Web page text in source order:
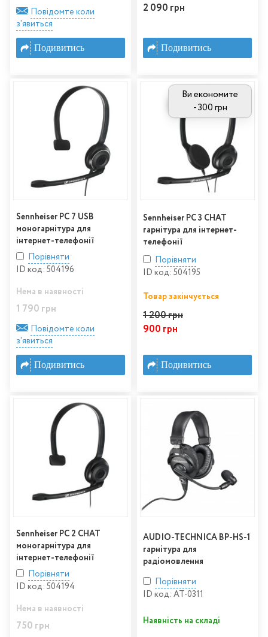
Повідомте коли
з'явиться
Подивитись
2 090 грн
Подивитись
Sennheiser PC 7 USB
моногарнітура для
інтернет-телефонії
Порівняти
ID код: 504196
Нема в наявності
1 790 грн
Повідомте коли
з'явиться
Подивитись
Sennheiser PC 3 CHAT
гарнітура для інтернет-
телефонії
Порівняти
ID код: 504195
Товар закінчується
1 200 грн
900 грн
Подивитись
Ви економите
- 300 грн
Sennheiser PC 2 CHAT
моногарнітура для
інтернет-телефонії
Порівняти
ID код: 504194
Нема в наявності
750 грн
AUDIO-TECHNICA BP-HS-1
гарнітура для
радіомовлення
Порівняти
ID код: AT-0311
Наявність на складі